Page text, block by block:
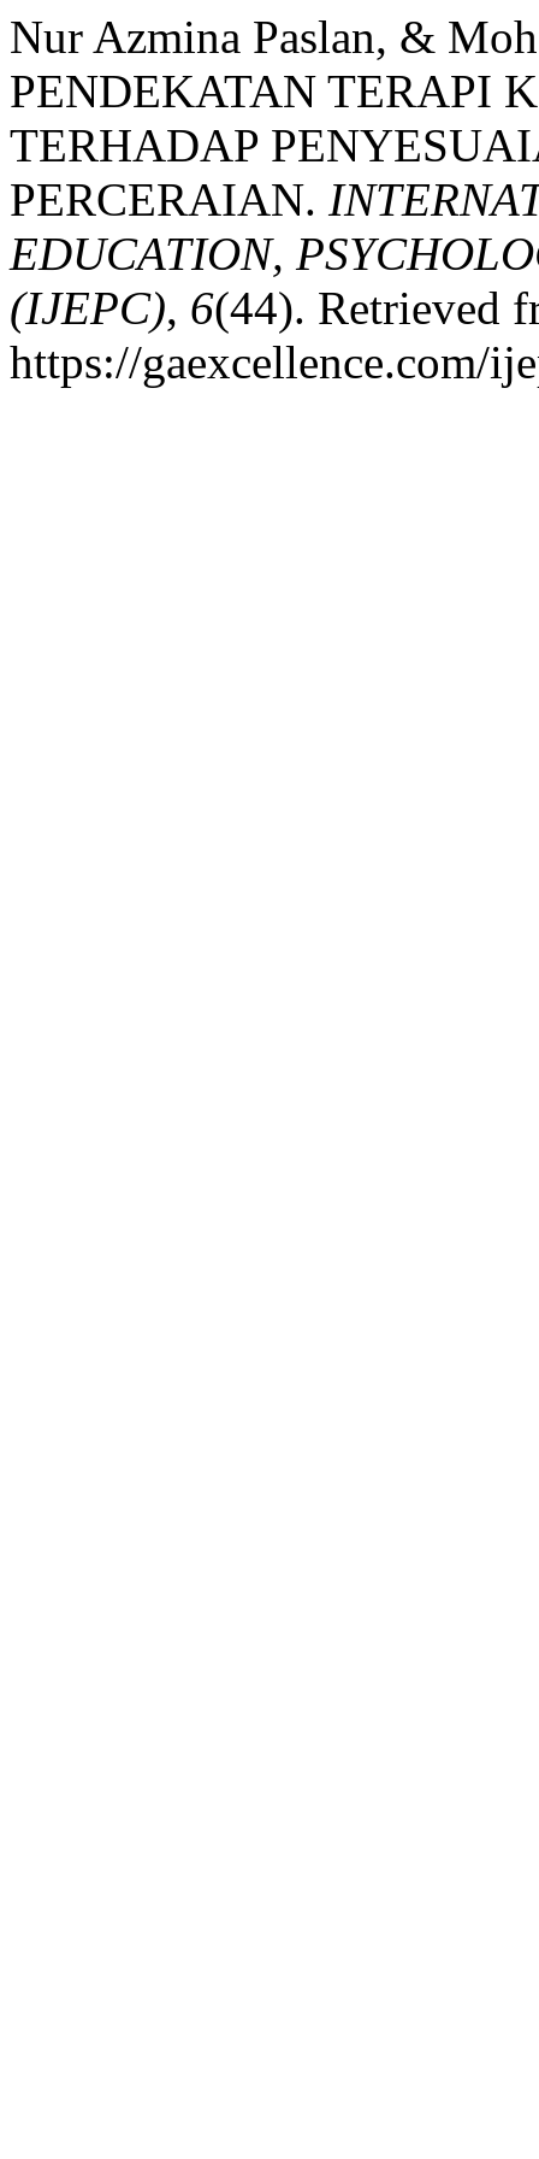
Nur Azmina Paslan, &
PENDEKATAN TERAPI
TERHADAP
PERCERAIAN.
EDUCATION,
(IJEPC), 6(44). Retrieved
https://gaexcellence.com/